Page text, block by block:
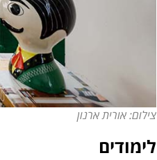
צילום: אורית ארנון
לימודים